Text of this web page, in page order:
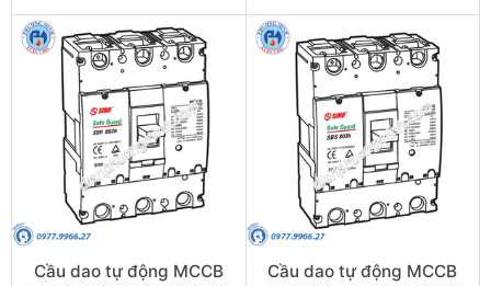
Cầu dao tự động MCCB
Cầu dao tự động MCCB